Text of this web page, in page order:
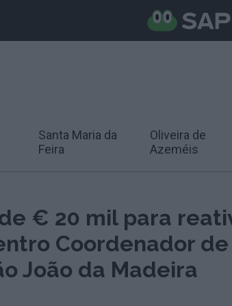
Santa Maria da
Feira
Oliveira de
Azeméis
€ 20 mil para
Coordenador
João da Madeira